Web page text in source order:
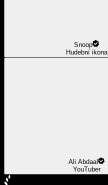
Snoop
Hudební ikona
Ali Abdaal
YouTuber